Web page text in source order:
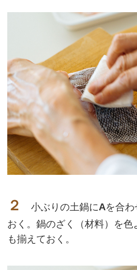
２ 小ぶりの土鍋にAを合
おく。鍋のざく（材料）を色
も揃えておく。